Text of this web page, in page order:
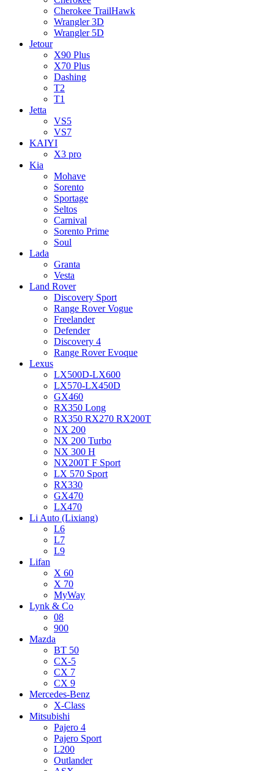
Cherokee TrailHawk
Wrangler 3D
Wrangler 5D
Jetour
X90 Plus
X70 Plus
Dashing
T2
T1
Jetta
VS5
VS7
KAIYI
X3 pro
Kia
Mohave
Sorento
Sportage
Seltos
Carnival
Sorento Prime
Soul
Lada
Granta
Vesta
Land Rover
Discovery Sport
Range Rover Vogue
Freelander
Defender
Discovery 4
Range Rover Evoque
Lexus
LX500D-LX600
LX570-LX450D
GX460
RX350 Long
RX350 RX270 RX200T
NX 200
NX 200 Turbo
NX 300 H
NX200T F Sport
LX 570 Sport
RX330
GX470
LX470
Li Auto (Lixiang)
L6
L7
L9
Lifan
X 60
X 70
MyWay
Lynk & Co
08
900
Mazda
BT 50
CX-5
CX 7
CX 9
Mercedes-Benz
X-Class
Mitsubishi
Pajero 4
Pajero Sport
L200
Outlander